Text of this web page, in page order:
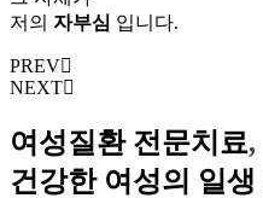
PREV
NEXT
여성질환 전문치료,
건강한 여성의 일생